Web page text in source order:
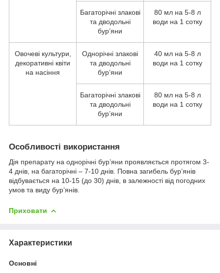
Багаторічні злакові
та дводольні
бур’яни
80 мл на 5-8 л
води на 1 сотку
Овочеві культури,
декоративні квіти
на насіння
Однорічні злакові
та дводольні
бур’яни
40 мл на 5-8 л
води на 1 сотку
Багаторічні злакові
та дводольні
бур’яни
80 мл на 5-8 л
води на 1 сотку
Особливості використання
Дія препарату на однорічні бур’яни проявляється протягом 3-
4 днів, на багаторічні – 7-10 днів. Повна загибель бур’янів
відбувається на 10-15 (до 30) днів, в залежності від погодних
умов та виду бур’янів.
Приховати
Характеристики
Основні